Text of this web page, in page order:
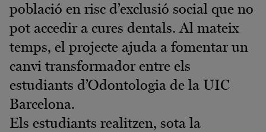
població en risc d’exclusió social que no
pot accedir a cures dentals. Al mateix
temps, el projecte ajuda a fomentar un
canvi transformador entre els
estudiants d’Odontologia de la UIC
Barcelona.
Els estudiants realitzen, sota la